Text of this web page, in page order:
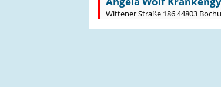
Wittener Straße 186 44803